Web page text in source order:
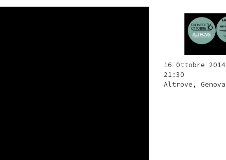
16 Ottobre 2014
21:30
Altrove, Genova